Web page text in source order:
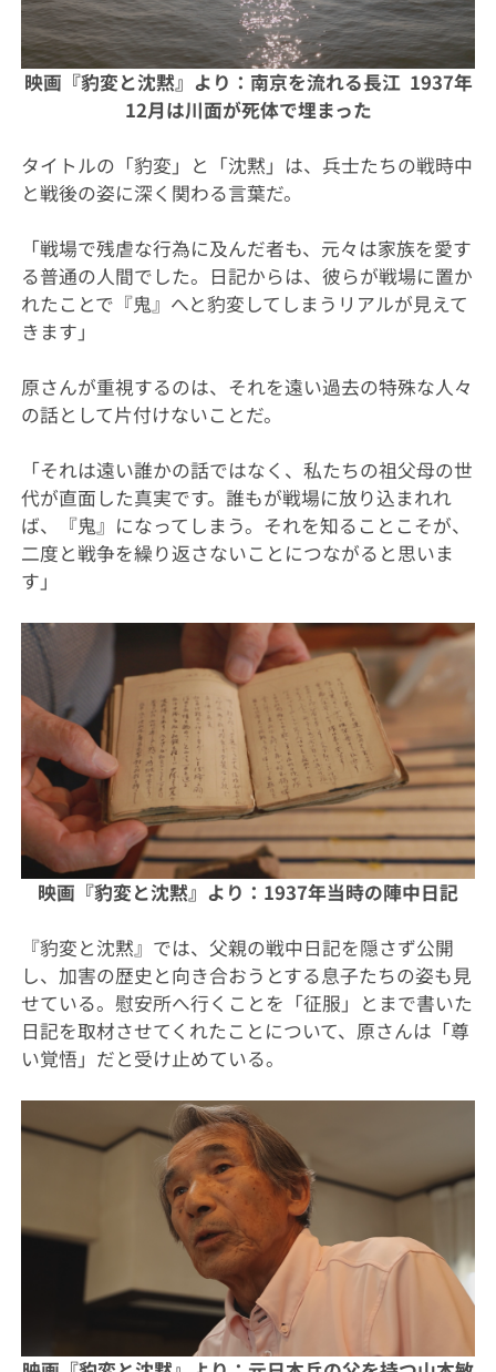
映画『豹変と沈黙』より：南京を流れる長江 1937年
12月は川面が死体で埋まった
タイトルの「豹変」と「沈黙」は、兵士たちの戦時中
と戦後の姿に深く関わる言葉だ。
「戦場で残虐な行為に及んだ者も、元々は家族を愛す
る普通の人間でした。日記からは、彼らが戦場に置か
れたことで『鬼』へと豹変してしまうリアルが見えて
きます」
原さんが重視するのは、それを遠い過去の特殊な人々
の話として片付けないことだ。
「それは遠い誰かの話ではなく、私たちの祖父母の世
代が直面した真実です。誰もが戦場に放り込まれれ
ば、『鬼』になってしまう。それを知ることこそが、
二度と戦争を繰り返さないことにつながると思いま
す」
映画『豹変と沈黙』より： 1937年当時の陣中日記
『豹変と沈黙』では、父親の戦中日記を隠さず公開
し、加害の歴史と向き合おうとする息子たちの姿も見
せている。慰安所へ行くことを「征服」とまで書いた
日記を取材させてくれたことについて、原さんは「尊
い覚悟」だと受け止めている。